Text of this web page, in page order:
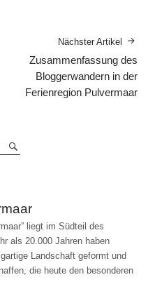
Nächster Artikel
Zusammenfassung des
Bloggerwandern in der
Ferienregion Pulvermaar
liegt im Südteil des
als 20.000 Jahren haben
Landschaft geformt und
die heute den besonderen